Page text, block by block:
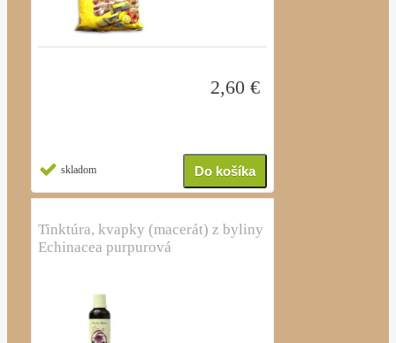
2,60 €
skladom
Tinktúra, kvapky (macerát) z byliny
Echinacea purpurová